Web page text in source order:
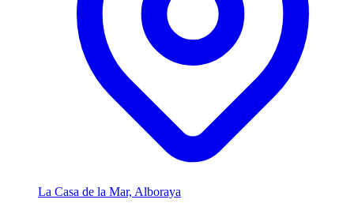
La Casa de la Mar, Alboraya